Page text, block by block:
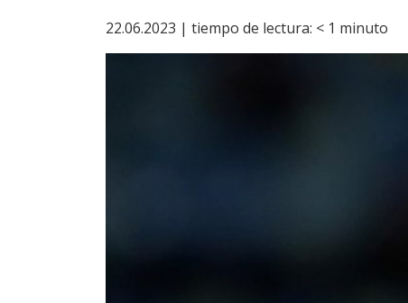
22.06.2023 | tiempo de lectura: < 1 minuto